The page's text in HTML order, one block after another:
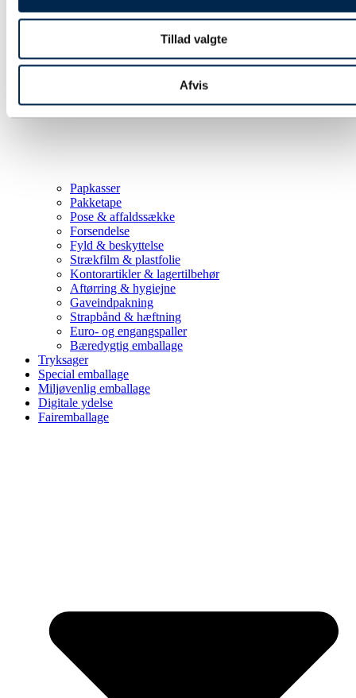
Tillad valgte
Afvis
Papkasser
Pakketape
Pose & affaldssække
Forsendelse
Fyld & beskyttelse
Strækfilm & plastfolie
Kontorartikler & lagertilbehør
Aftørring & hygiejne
Gaveindpakning
Strapbånd & hæftning
Euro- og engangspaller
Bæredygtig emballage
Tryksager
Special emballage
Miljøvenlig emballage
Digitale ydelse
Fairemballage